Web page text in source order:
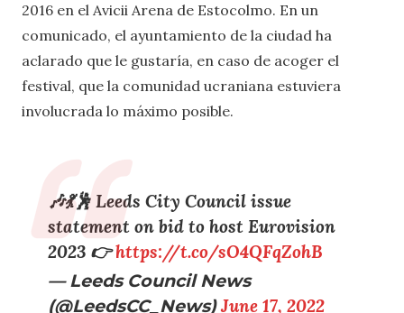
2016 en el Avicii Arena de Estocolmo. En un
comunicado, el ayuntamiento de la ciudad ha
aclarado que le gustaría, en caso de acoger el
festival, que la comunidad ucraniana estuviera
involucrada lo máximo posible.
🎶​💃​🕺​ Leeds City Council issue
statement on bid to host Eurovision
2023 👉​https://t.co/sO4QFqZohB
— Leeds Council News
(@LeedsCC_News)June 17, 2022